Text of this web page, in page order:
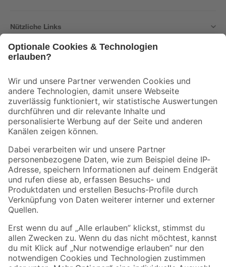
Nützliche Links
Der toom Newsletter: Keine Angebote und Aktionen mehr verpassen!
Zur Newsletter Anmeldung
Folge uns
Zahlungsarten Versandarten
Sicher einkaufen
Jetzt die toom-App herunterladen